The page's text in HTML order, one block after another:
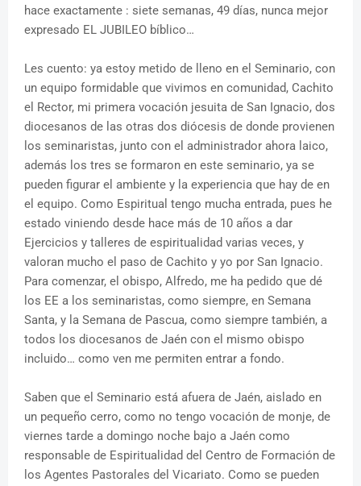
hace exactamente : siete semanas, 49 días, nunca mejor
expresado EL JUBILEO bíblico…
Les cuento: ya estoy metido de lleno en el Seminario, con
un equipo formidable que vivimos en comunidad, Cachito
el Rector, mi primera vocación jesuita de San Ignacio, dos
diocesanos de las otras dos diócesis de donde provienen
los seminaristas, junto con el administrador ahora laico,
además los tres se formaron en este seminario, ya se
pueden figurar el ambiente y la experiencia que hay de en
el equipo. Como Espiritual tengo mucha entrada, pues he
estado viniendo desde hace más de 10 años a dar
Ejercicios y talleres de espiritualidad varias veces, y
valoran mucho el paso de Cachito y yo por San Ignacio.
Para comenzar, el obispo, Alfredo, me ha pedido que dé
los EE a los seminaristas, como siempre, en Semana
Santa, y la Semana de Pascua, como siempre también, a
todos los diocesanos de Jaén con el mismo obispo
incluido… como ven me permiten entrar a fondo.
Saben que el Seminario está afuera de Jaén, aislado en
un pequeño cerro, como no tengo vocación de monje, de
viernes tarde a domingo noche bajo a Jaén como
responsable de Espiritualidad del Centro de Formación de
los Agentes Pastorales del Vicariato. Como se pueden